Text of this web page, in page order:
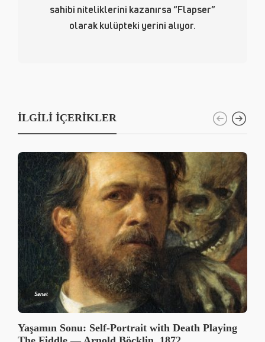
sahibi niteliklerini kazanırsa “Flapser”
olarak kulüpteki yerini alıyor.
İLGILI İÇERIKLER
Sanat
Yaşamın Sonu: Self-Portrait with Death Playing